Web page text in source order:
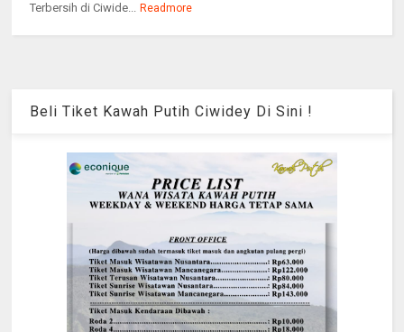
Terbersih di Ciwide... Readmore
Beli Tiket Kawah Putih Ciwidey Di Sini !